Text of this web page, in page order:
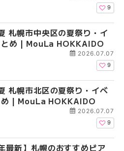
9
札幌市中央区の夏祭り・イ
め | MouLa HOKKAIDO
2026.07.07
9
札幌市北区の夏祭り・イベ
め | MouLa HOKKAIDO
2026.07.07
9
最新】札幌のおすすめビア
2026年夏 札幌市豊平
ベントまとめ |
2026年夏 札幌市西区
ントまとめ | MouLa
2026年夏 札幌市清田
2026年夏 札幌市白石
ベントまとめ |
2026年夏 札幌市西区
ントまとめ | MouLa
2026年夏 札幌市清田